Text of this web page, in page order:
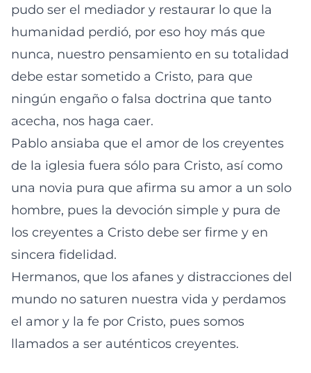
pudo ser el mediador y restaurar lo que la
humanidad perdió, por eso hoy más que
nunca, nuestro pensamiento en su totalidad
debe estar sometido a Cristo, para que
ningún engaño o falsa doctrina que tanto
acecha, nos haga caer.
Pablo ansiaba que el amor de los creyentes
de la iglesia fuera sólo para Cristo, así como
una novia pura que afirma su amor a un solo
hombre, pues la devoción simple y pura de
los creyentes a Cristo debe ser firme y en
sincera fidelidad.
Hermanos, que los afanes y distracciones del
mundo no saturen nuestra vida y perdamos
el amor y la fe por Cristo, pues somos
llamados a ser auténticos creyentes.